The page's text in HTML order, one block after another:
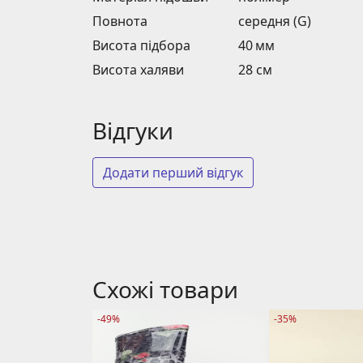
Повнота
середня (G)
Висота підбора
40 мм
Висота халяви
28 см
Відгуки
Додати перший відгук
Схожі товари
-49% -35%